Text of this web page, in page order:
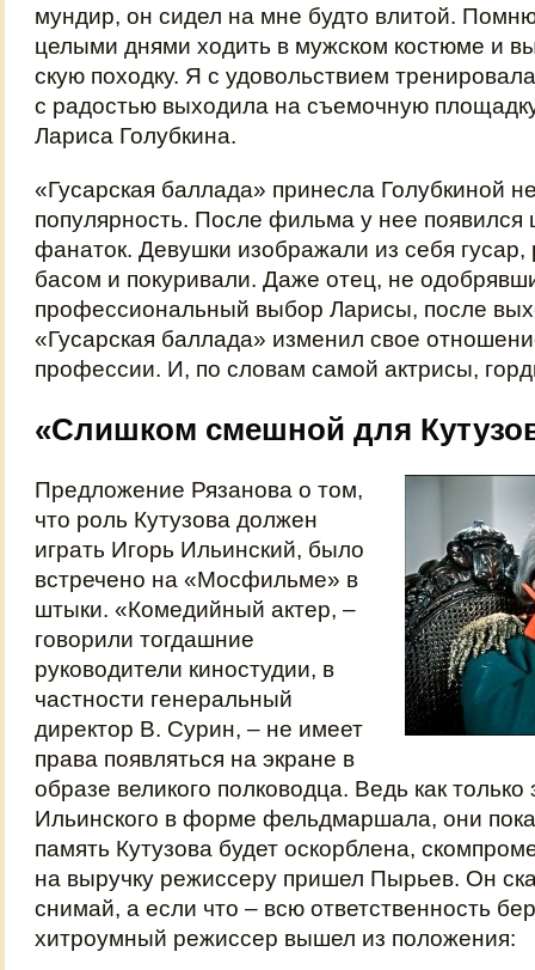
мундир, он сидел на мне будто влитой.
целыми днями ходить в мужском костюме и
скую походку. Я с удовольствием
с радостью выходила на съемочную
Лариса Голубкина.
«Гусарская баллада» принесла Голубкиной
популярность. После фильма у нее появился
фанаток. Девушки изображали из себя гусар,
басом и покуривали. Даже отец, не
профессиональный выбор Ларисы, после
«Гусарская баллада» изменил свое
профессии. И, по словам самой актрисы,
«Слишком смешной для
Предложение Рязанова о том,
что роль Кутузова должен
играть Игорь Ильинский, было
встречено на «Мосфильме» в
штыки. «Комедийный актер, –
говорили тогдашние
руководители киностудии, в
частности генеральный
директор В. Сурин, – не имеет
права появляться на экране в
образе великого полководца. Ведь как только
Ильинского в форме фельдмаршала, они
память Кутузова будет оскорблена,
на выручку режиссеру пришел Пырьев. Он
снимай, а если что – всю ответственность
хитроумный режиссер вышел из положения: